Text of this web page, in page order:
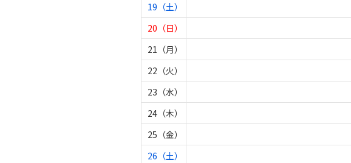
19（土）
20（日）
21（月）
22（火）
23（水）
24（木）
25（金）
26（土）